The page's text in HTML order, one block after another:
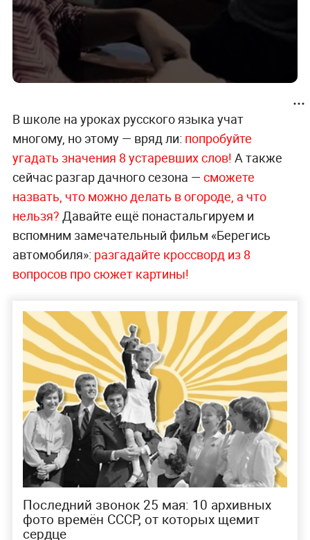
В школе на уроках русского языка учат
многому, но этому — вряд ли: попробуйте
угадать значения 8 устаревших слов! А также
сейчас разгар дачного сезона — сможете
назвать, что можно делать в огороде, а что
нельзя? Давайте ещё понастальгируем и
вспомним замечательный фильм «Берегись
автомобиля»: разгадайте кроссворд из 8
вопросов про сюжет картины!
Последний звонок 25 мая: 10 архивных
фото времён СССР, от которых щемит
сердце